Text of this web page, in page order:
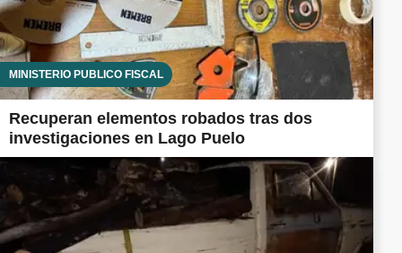
MINISTERIO PÚBLICO FISCAL
Recuperan elementos robados tras dos
investigaciones en Lago Puelo